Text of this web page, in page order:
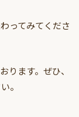
ってみてくださ
ります。ぜひ、
。